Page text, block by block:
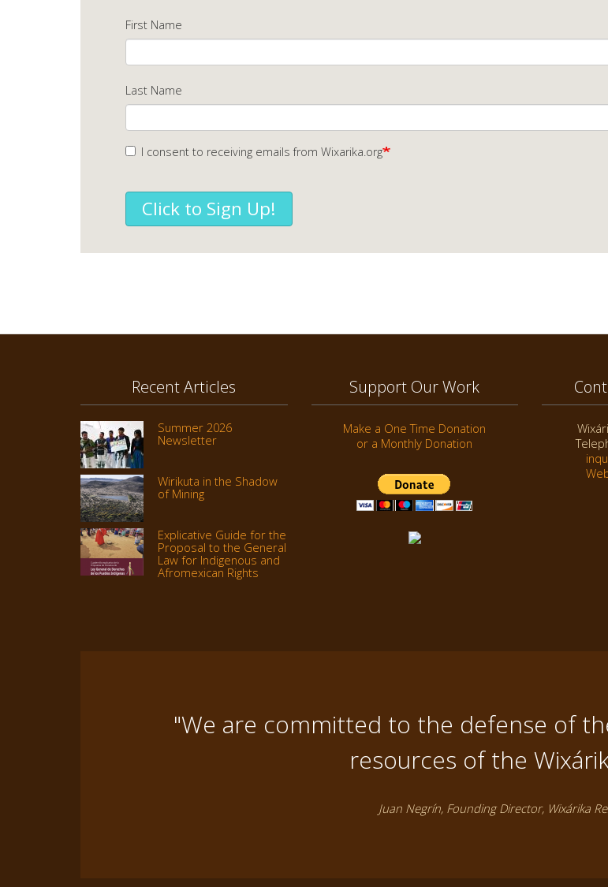
First Name
Last Name
I consent to receiving emails from Wixarika.org
Click to Sign Up!
Recent Articles
Summer 2026
Newsletter
Wirikuta in the Shadow
of Mining
Explicative Guide for the
Proposal to the General
Law for Indigenous and
Afromexican Rights
Support Our Work
Make a One Time Donation
or a Monthly Donation
"We are committed to the defense of
resources of the
Juan Negrín, Founding Director, Wixárika